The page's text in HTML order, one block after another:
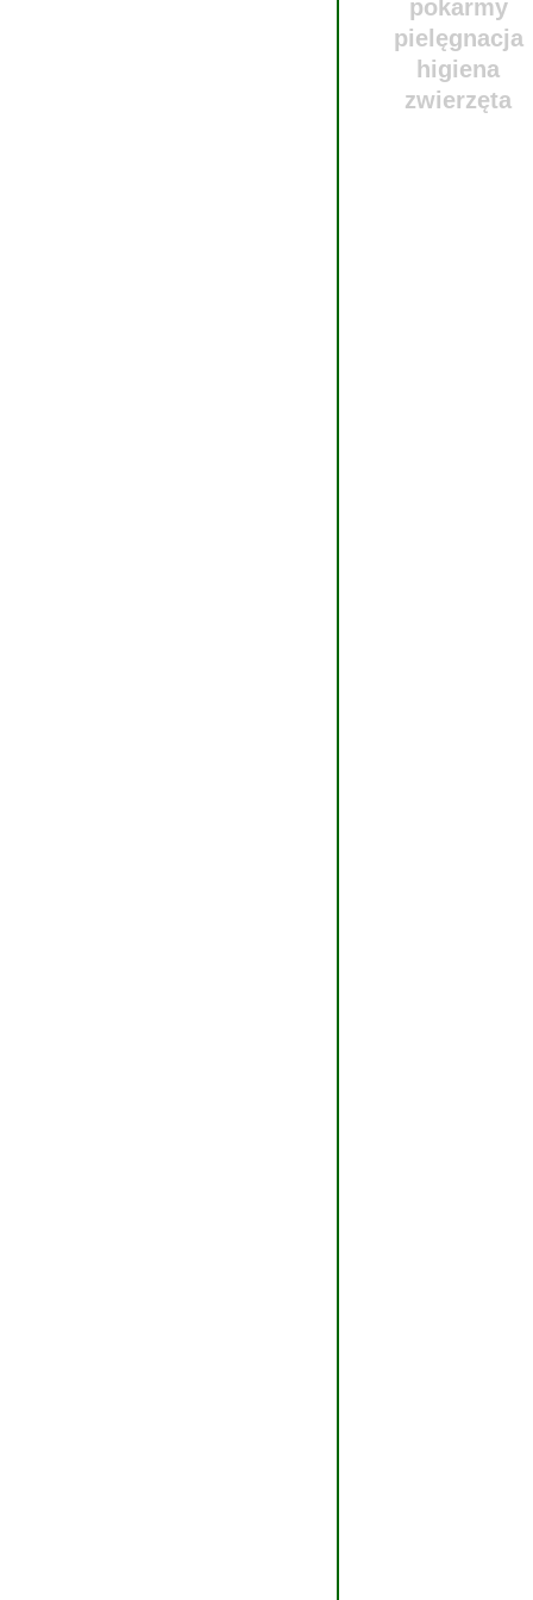
pokarmy
pielęgnacja
higiena
zwierzęta